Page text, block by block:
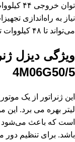
توان
نیاز به راه‌اندازی
می‌تواند تا ۴۸ کیلووات توان تولید کند.
4M06G50/5
لیتر بهره می‌ برد.
است که باعث می‌شود
باشد. برای تنظیم دور